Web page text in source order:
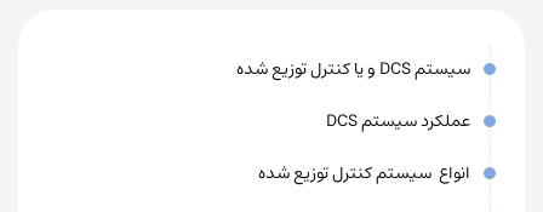
سیستم DCS و یا کنترل توزیع شده
عملکرد سیستم DCS
انواع سیستم کنترل توزیع شده